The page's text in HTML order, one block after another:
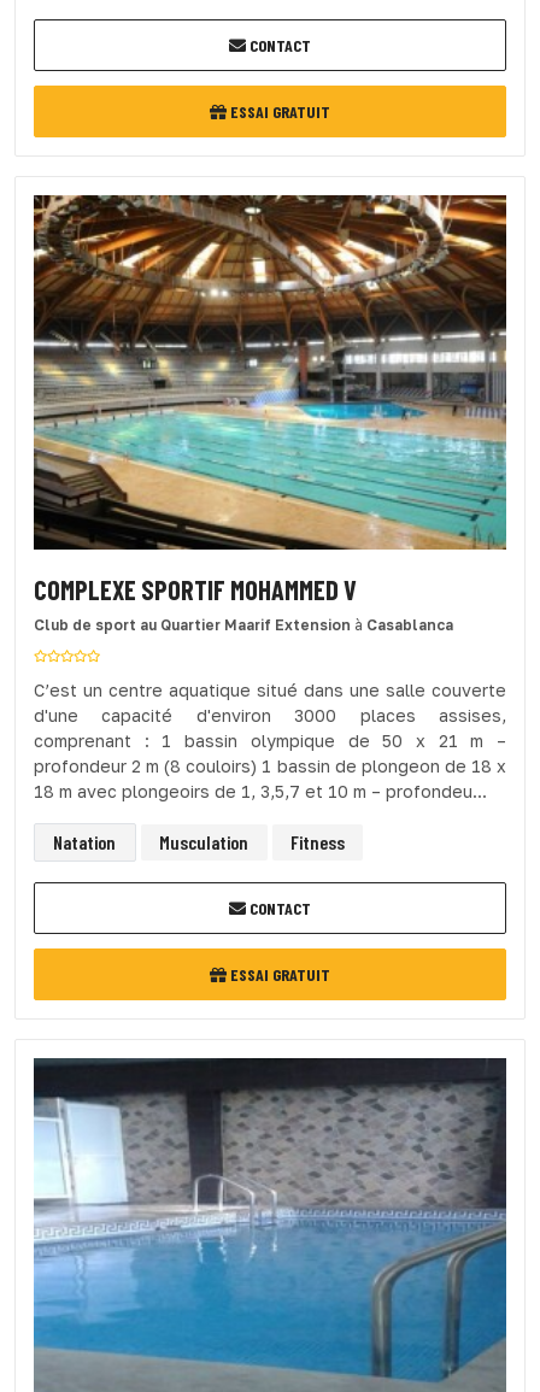
CONTACT
ESSAI GRATUIT
COMPLEXE SPORTIF MOHAMMED V
Club de sport au Quartier Maarif Extension à Casablanca
C’est un centre aquatique situé dans une salle couverte
d'une capacité d'environ 3000 places assises,
comprenant : 1 bassin olympique de 50 x 21 m –
profondeur 2 m (8 couloirs) 1 bassin de plongeon de 18 x
18 m avec plongeoirs de 1, 3,5,7 et 10 m – profondeu...
Natation Musculation Fitness
CONTACT
ESSAI GRATUIT